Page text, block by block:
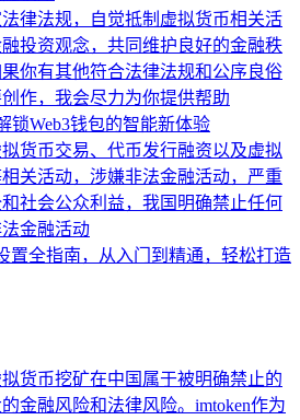
律法规，自觉抵制虚拟货币相关活
投资观念，共同维护良好的金融秩
你有其他符合法律法规和公序良俗
作，我会尽力为你提供帮助
锁Web3钱包的智能新体验
货币交易、代币发行融资以及虚拟
关活动，涉嫌非法金融活动，严重
社会公众利益，我国明确禁止任何
金融活动
置全指南，从入门到精通，轻松打造
货币挖矿在中国属于被明确禁止的
金融风险和法律风险。imtoken作为